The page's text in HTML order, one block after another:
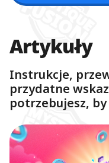
Artykuły
Instrukcje,
przydatne
potrzebujesz,